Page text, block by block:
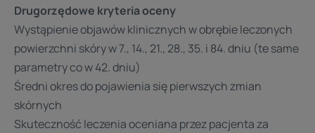
Drugorzędowe kryteria oceny
Wystąpienie objawów klinicznych w obrębie leczonych
powierzchni skóry w 7., 14., 21., 28., 35. i 84. dniu (te same
parametry co w 42. dniu)
Średni okres do pojawienia się pierwszych zmian
skórnych
Skuteczność leczenia oceniana przez pacjenta za